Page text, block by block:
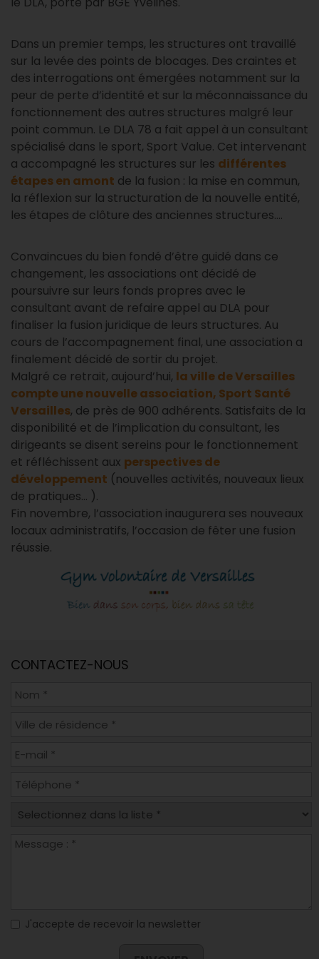
Dans un premier temps, les structures ont travaillé
sur la levée des points de blocages. Des craintes et
des interrogations ont émergées notamment sur la
peur de perte d’identité et sur la méconnaissance du
fonctionnement des autres structures malgré leur
point commun. Le DLA 78 a fait appel à un consultant
spécialisé dans le sport, Sport Value. Cet intervenant
a accompagné les structures sur les différentes
étapes en amont de la fusion : la mise en commun,
la réflexion sur la structuration de la nouvelle entité,
les étapes de clôture des anciennes structures….
Convaincues du bien fondé d’être guidé dans ce
changement, les associations ont décidé de
poursuivre sur leurs fonds propres avec le
consultant avant de refaire appel au DLA pour
finaliser la fusion juridique de leurs structures. Au
cours de l’accompagnement final, une association a
finalement décidé de sortir du projet.
Malgré ce retrait, aujourd’hui, la ville de Versailles
compte une nouvelle association, Sport Santé
Versailles, de près de 900 adhérents. Satisfaits de la
disponibilité et de l’implication du consultant, les
dirigeants se disent sereins pour le fonctionnement
et réfléchissent aux perspectives de
développement (nouvelles activités, nouveaux lieux
de pratiques... ).
Fin novembre, l’association inaugurera ses nouveaux
locaux administratifs, l’occasion de fêter une fusion
réussie.
CONTACTEZ-NOUS
J'accepte de recevoir la newsletter